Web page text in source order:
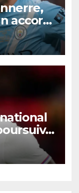
accord
un
boîte